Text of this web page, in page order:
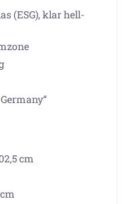
(ESG), klar hell-
cm